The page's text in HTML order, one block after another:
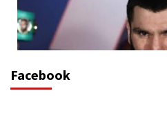
Facebook